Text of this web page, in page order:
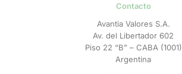
Contacto
Avantia Valores S.A.
Av. del Libertador 602
Piso 22 “B” – CABA (1001)
Argentina